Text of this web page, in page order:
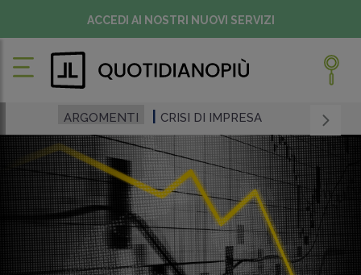
ACCEDI AI NOSTRI NUOVI SERVIZI
ARGOMENTI CRISI DI IMPRESA